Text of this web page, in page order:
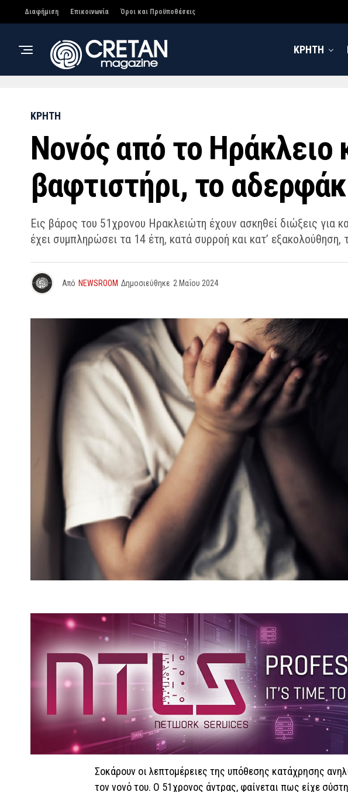
Διαφήμιση Επικοινωνία Όροι και Προϋποθέσεις
ΚΡΗΤΗ
ΚΡΗΤΗ
Νονός από το Ηράκλειο
βαφτιστήρι, το
Εις βάρος του 51χρονου Ηρακλειώτη έχουν ασκηθεί διώξεις για
έχει συμπληρώσει τα 14 έτη, κατά συρροή και κατ’ εξακολούθηση,
Από NEWSROOM Δημοσιεύθηκε 2 Μαΐου 2024
Σοκάρουν οι λεπτομέρειες της υπόθεσης κατάχρησης
τον νονό του. Ο 51χρονος άντρας, φαίνεται πως είχε